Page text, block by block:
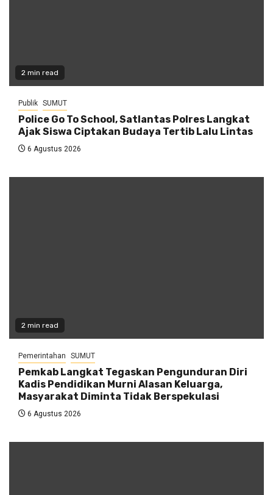
2 min read
Publik SUMUT
Police Go To School, Satlantas Polres Langkat
Ajak Siswa Ciptakan Budaya Tertib Lalu Lintas
6 Agustus 2026
2 min read
Pemerintahan SUMUT
Pemkab Langkat Tegaskan Pengunduran Diri
Kadis Pendidikan Murni Alasan Keluarga,
Masyarakat Diminta Tidak Berspekulasi
6 Agustus 2026